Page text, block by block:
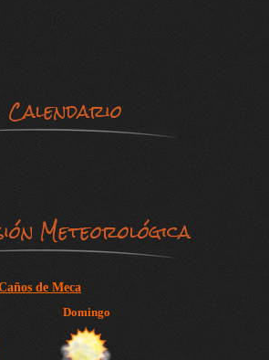
Calendario
Meteorológica
de Meca